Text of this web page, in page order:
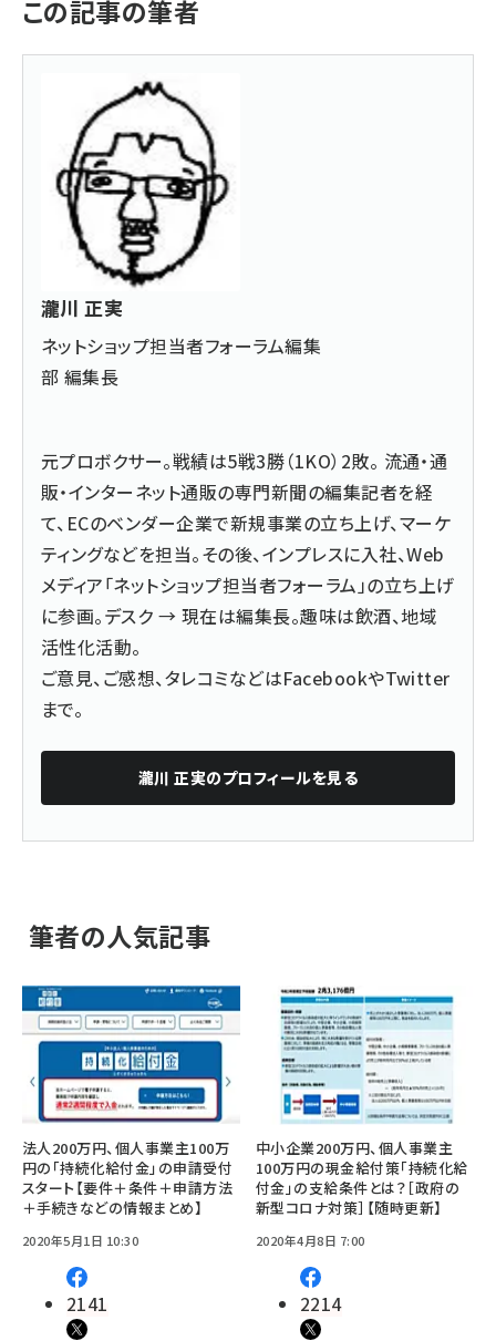
この記事の筆者
瀧川 正実
ネットショップ担当者フォーラム編集
部 編集長
元プロボクサー。戦績は5戦3勝（1KO）2敗。 流通・通
販・インターネット通販の専門新聞の編集記者を経
て、ECのベンダー企業で新規事業の立ち上げ、マーケ
ティングなどを担当。その後、インプレスに入社、Web
メディア「ネットショップ担当者フォーラム」の立ち上げ
に参画。デスク → 現在は編集長。趣味は飲酒、地域
活性化活動。
ご意見、ご感想、タレコミなどはFacebookやTwitter
まで。
瀧川 正実のプロフィールを見る
筆者の人気記事
法人200万円、個人事業主100万
円の「持続化給付金」の申請受付
スタート【要件＋条件＋申請方法
＋手続きなどの情報まとめ】
2020年5月1日 10:30
2141
中小企業200万円、個人事業主
100万円の現金給付策「持続化給
付金」の支給条件とは？［政府の
新型コロナ対策］【随時更新】
2020年4月8日 7:00
2214